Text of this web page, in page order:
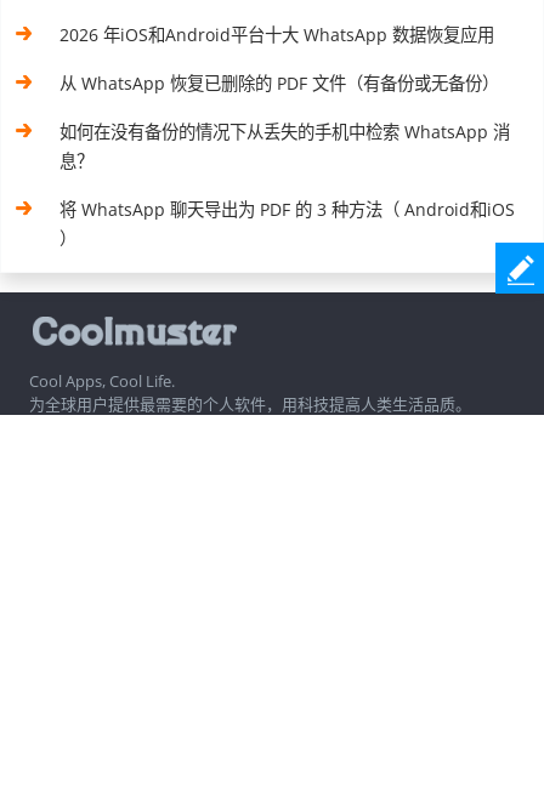
2026 年iOS和Android平台十大 WhatsApp 数据恢复应用
从 WhatsApp 恢复已删除的 PDF 文件（有备份或无备份）
如何在没有备份的情况下从丢失的手机中检索 WhatsApp 消
息？
将 WhatsApp 聊天导出为 PDF 的 3 种方法（ Android和iOS
）
Cool Apps, Cool Life.
为全球用户提供最需要的个人软件，用科技提高人类生活品质。